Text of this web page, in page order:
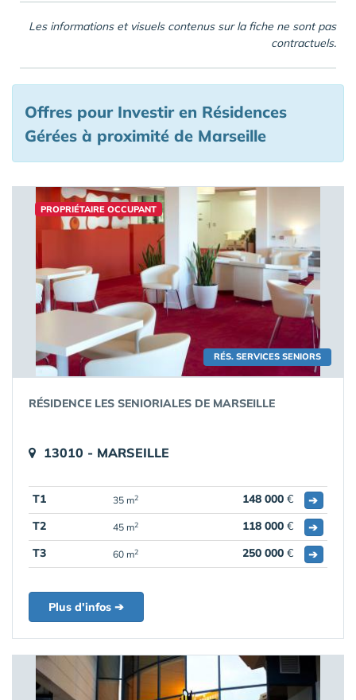
Les informations et visuels contenus sur la fiche ne sont pas
contractuels.
Offres pour Investir en Résidences
Gérées à proximité de Marseille
RÉS. SERVICES SENIORS
PROPRIÉTAIRE OCCUPANT
RÉSIDENCE LES SENIORIALES DE MARSEILLE
13010 - MARSEILLE
T1 35 m2 148 000 €
➔
T2
45 m2 118 000 €
➔
T3
60 m2 250 000 € ➔
Plus d'infos ➔